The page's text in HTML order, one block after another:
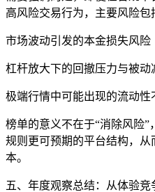
高风险交易行为，主要风险包
市场波动引发的本金损失风险
杠杆放大下的回撤压力与被动
极端行情中可能出现的流动性
榜单的意义不在于“消除风险”
规则更可预期的平台结构，
本。
五、年度观察总结：从体验竞